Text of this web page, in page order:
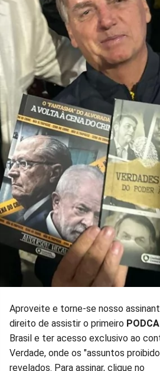
Aproveite e torne-se nosso
direito de assistir o primeiro
Brasil e ter acesso exclusivo ao
Verdade, onde os "assuntos
revelados. Para assinar, clique no